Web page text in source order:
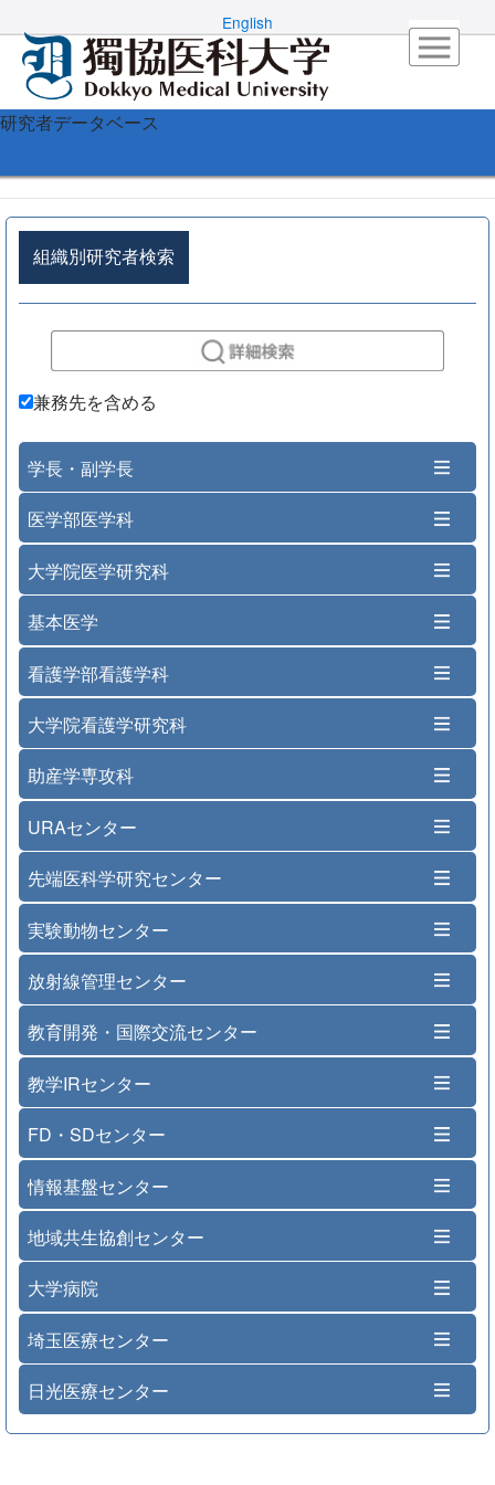
English
研究者データベース
組織別研究者検索
兼務先を含める
学長・副学長
医学部医学科
大学院医学研究科
基本医学
看護学部看護学科
大学院看護学研究科
助産学専攻科
URAセンター
先端医科学研究センター
実験動物センター
放射線管理センター
教育開発・国際交流センター
教学IRセンター
FD・SDセンター
情報基盤センター
地域共生協創センター
大学病院
埼玉医療センター
日光医療センター